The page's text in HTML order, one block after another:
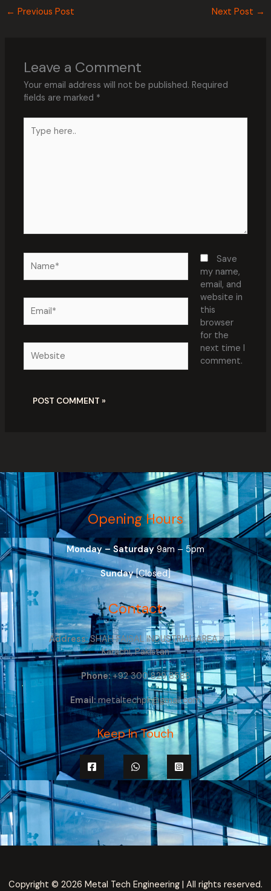
← Previous Post Next Post →
Leave a Comment
Your email address will not be published. Required
fields are marked *
here..
Save
my name,
email, and
website in
this
browser
for the
next time I
comment.
Opening Hours
Monday – Saturday9am – 5pm
Sunday[Closed]
Contact
Address:SHAH FAISAL INDUSTRIAL AREA ,
Karachi, Pakistan
Phone:+92 300 829 8588
Email:metaltechpk@gmail.com
Keep In Touch
Copyright © 2026 Metal Tech Engineering | All rights reserved.